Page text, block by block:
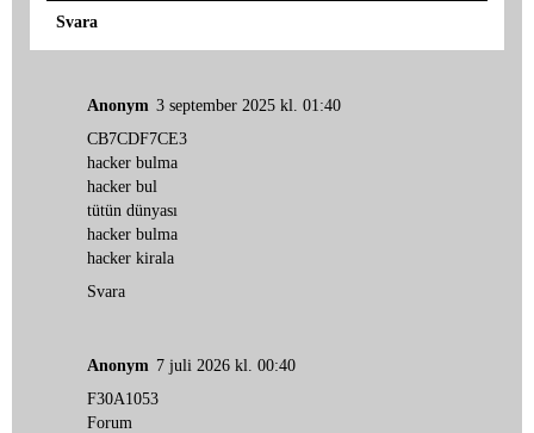
Svara
Anonym 3 september 2025 kl. 01:40
CB7CDF7CE3
hacker bulma
hacker bul
tütün dünyası
hacker bulma
hacker kirala
Svara
Anonym 7 juli 2026 kl. 00:40
F30A1053
Forum